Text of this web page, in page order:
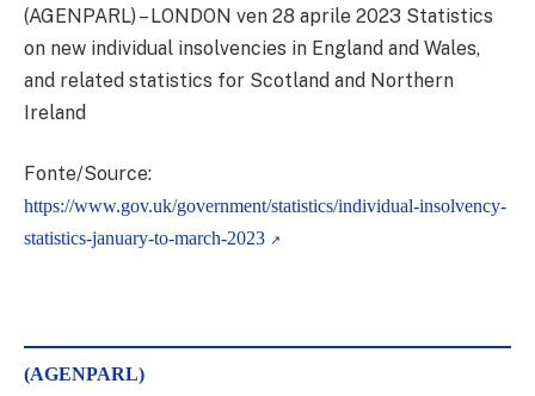
(AGENPARL) – LONDON ven 28 aprile 2023 Statistics
on new individual insolvencies in England and Wales,
and related statistics for Scotland and Northern
Ireland
Fonte/Source:
https://www.gov.uk/government/statistics/individual-insolvency-
statistics-january-to-march-2023
(AGENPARL)